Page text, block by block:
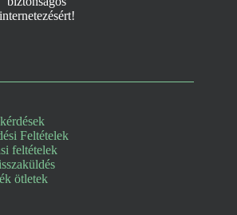
Feltételek
feltételek
ötletek